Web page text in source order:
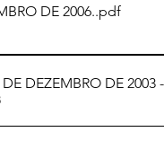
DE 2006..pdf
DE DEZEMBRO DE